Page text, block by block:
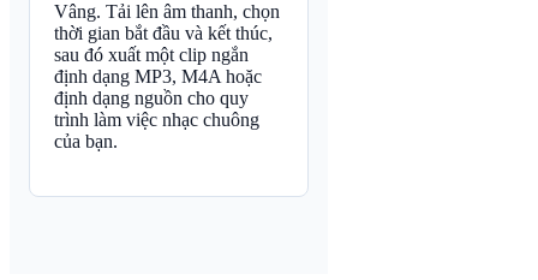
Vâng. Tải lên âm thanh, chọn
thời gian bắt đầu và kết thúc,
sau đó xuất một clip ngắn
định dạng MP3, M4A hoặc
định dạng nguồn cho quy
trình làm việc nhạc chuông
của bạn.